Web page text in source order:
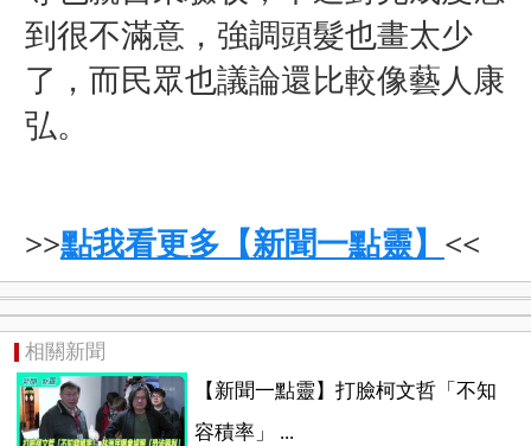
到很不滿意，強調頭髮也畫太少
了，而民眾也議論還比較像藝人康
弘。
>>點我看更多【新聞一點靈】 <<
相關新聞
【新聞一點靈】打臉柯文哲「不知
容積率」 ...